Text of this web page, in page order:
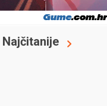
Najčitanije